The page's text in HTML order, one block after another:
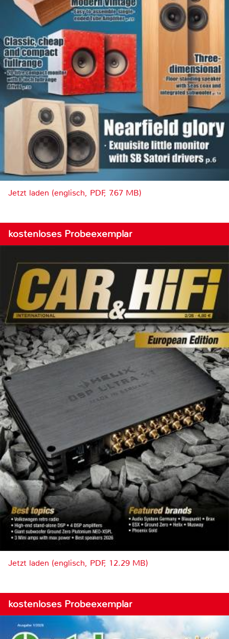
Jetzt laden (englisch, PDF, 7.67 MB)
kostenloses Probeexemplar
Jetzt laden (englisch, PDF, 12.29 MB)
kostenloses Probeexemplar